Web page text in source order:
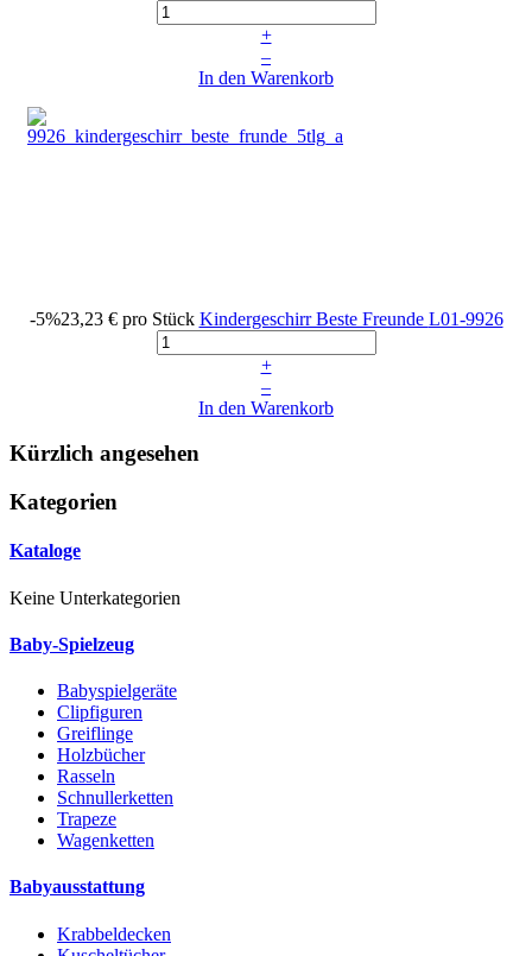
+
–
In den Warenkorb
-5%23,23 € pro Stück Kindergeschirr Beste Freunde L01-9926
+
–
In den Warenkorb
Kürzlich angesehen
Kategorien
Kataloge
Keine Unterkategorien
Baby-Spielzeug
Babyspielgeräte
Clipfiguren
Greiflinge
Holzbücher
Rasseln
Schnullerketten
Trapeze
Wagenketten
Babyausstattung
Krabbeldecken